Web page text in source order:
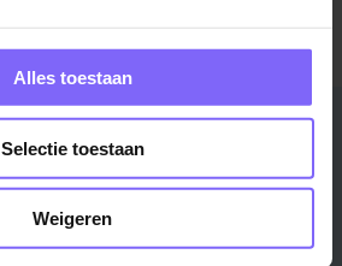
Alles toestaan
Selectie toestaan
Weigeren
Regio
Zuid-Limburg ›
Midden-Limburg ›
Noord-Limburg ›